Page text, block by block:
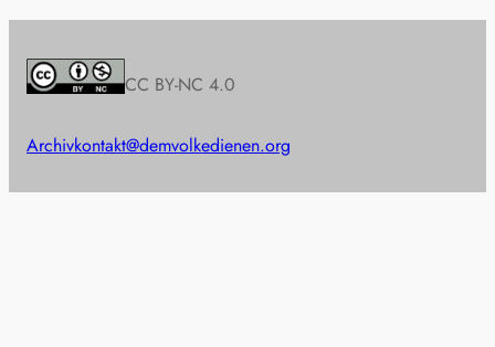
CC BY-NC 4.0
Archivkontakt@demvolkedienen.org